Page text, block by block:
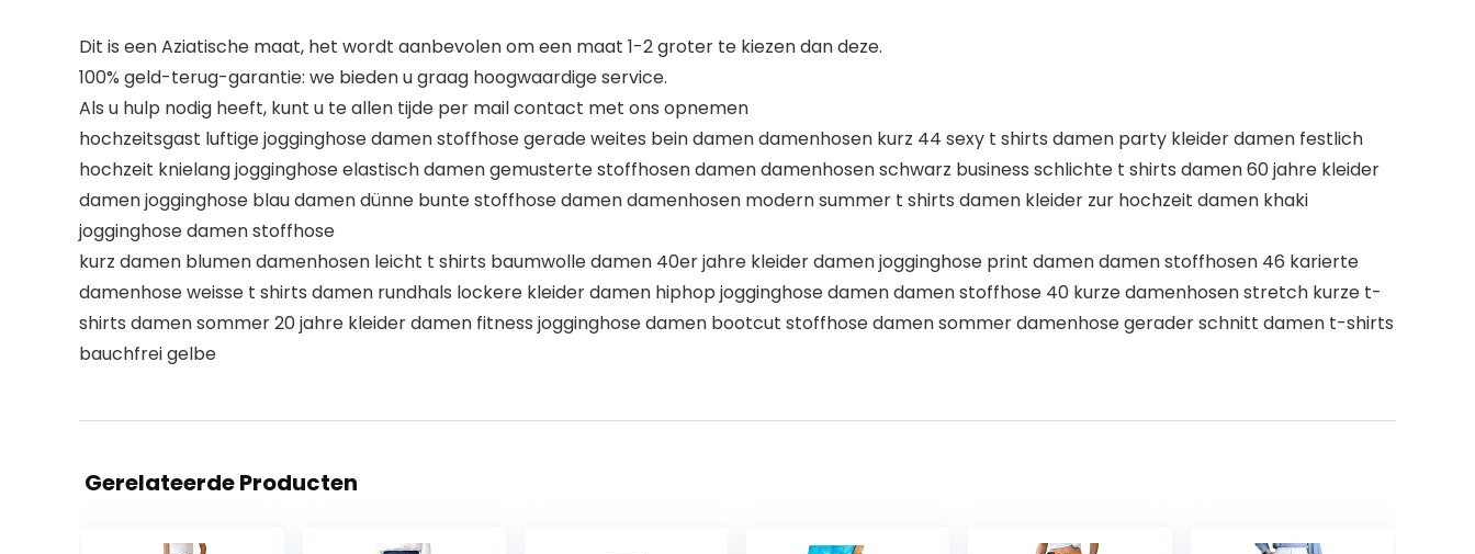
Dit is een Aziatische maat, het wordt aanbevolen om een maat 1-2 groter te kiezen dan deze.
100% geld-terug-garantie: we bieden u graag hoogwaardige service.
Als u hulp nodig heeft, kunt u te allen tijde per mail contact met ons opnemen
hochzeitsgast luftige jogginghose damen stoffhose gerade weites bein damen damenhosen kurz 44 sexy t shirts damen party kleider damen festlich
hochzeit knielang jogginghose elastisch damen gemusterte stoffhosen damen damenhosen schwarz business schlichte t shirts damen 60 jahre kleider
damen jogginghose blau damen dünne bunte stoffhose damen damenhosen modern summer t shirts damen kleider zur hochzeit damen khaki
jogginghose damen stoffhose
kurz damen blumen damenhosen leicht t shirts baumwolle damen 40er jahre kleider damen jogginghose print damen damen stoffhosen 46 karierte
damenhose weisse t shirts damen rundhals lockere kleider damen hiphop jogginghose damen damen stoffhose 40 kurze damenhosen stretch kurze t-
shirts damen sommer 20 jahre kleider damen fitness jogginghose damen bootcut stoffhose damen sommer damenhose gerader schnitt damen t-shirts
bauchfrei gelbe
Gerelateerde Producten